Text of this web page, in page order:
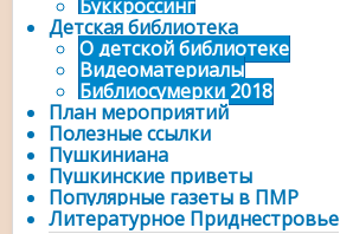
Буккроссинг
Детская библиотека
О детской библиотеке
Видеоматериалы
Библиосумерки 2018
План мероприятий
Полезные ссылки
Пушкиниана
Пушкинские приветы
Популярные газеты в ПМР
Литературное Приднестровье